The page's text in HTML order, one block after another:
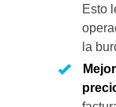
Esto
la